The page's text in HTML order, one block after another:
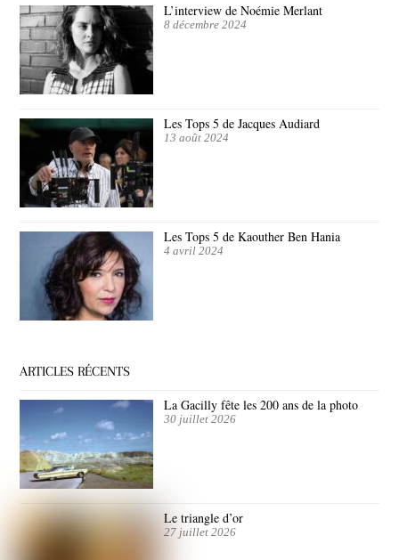
L’interview de Noémie Merlant
8 décembre 2024
Les Tops 5 de Jacques Audiard
13 août 2024
Les Tops 5 de Kaouther Ben Hania
4 avril 2024
ARTICLES RÉCENTS
La Gacilly fête les 200 ans de la photo
30 juillet 2026
Le triangle d’or
27 juillet 2026